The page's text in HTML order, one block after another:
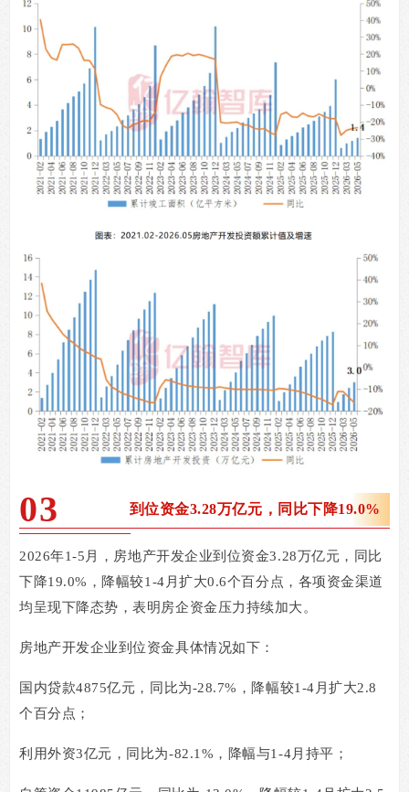
03 到位资金3.28万亿元，同比下降19.0%
2026年1-5 月，房地产开发企业到位资金3.28万亿元，同比
下降19.0% ，降幅较1-4 月扩大0.6个百分点，各项资金渠道
均呈现下降态势，表明房企资金压力持续加大。
房地产开发企业到位资金具体情况如下：
国内贷款4875亿元，同比为-28.7% ，降幅较1-4 月扩大2.8
个百分点；
利用外资3亿元，同比为-82.1% ，降幅与1-4月持平；